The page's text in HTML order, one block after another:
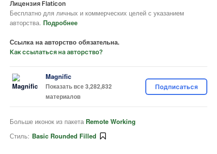
Лицензия Flaticon
Бесплатно для личных и коммерческих целей с указанием
авторства. Подробнее
Ссылка на авторство обязательна.
Как ссылаться на авторство?
Magnific
Показать все 3,282,832
материалов
Подписаться
Больше иконок из пакета Remote Working
Стиль: Basic Rounded Filled